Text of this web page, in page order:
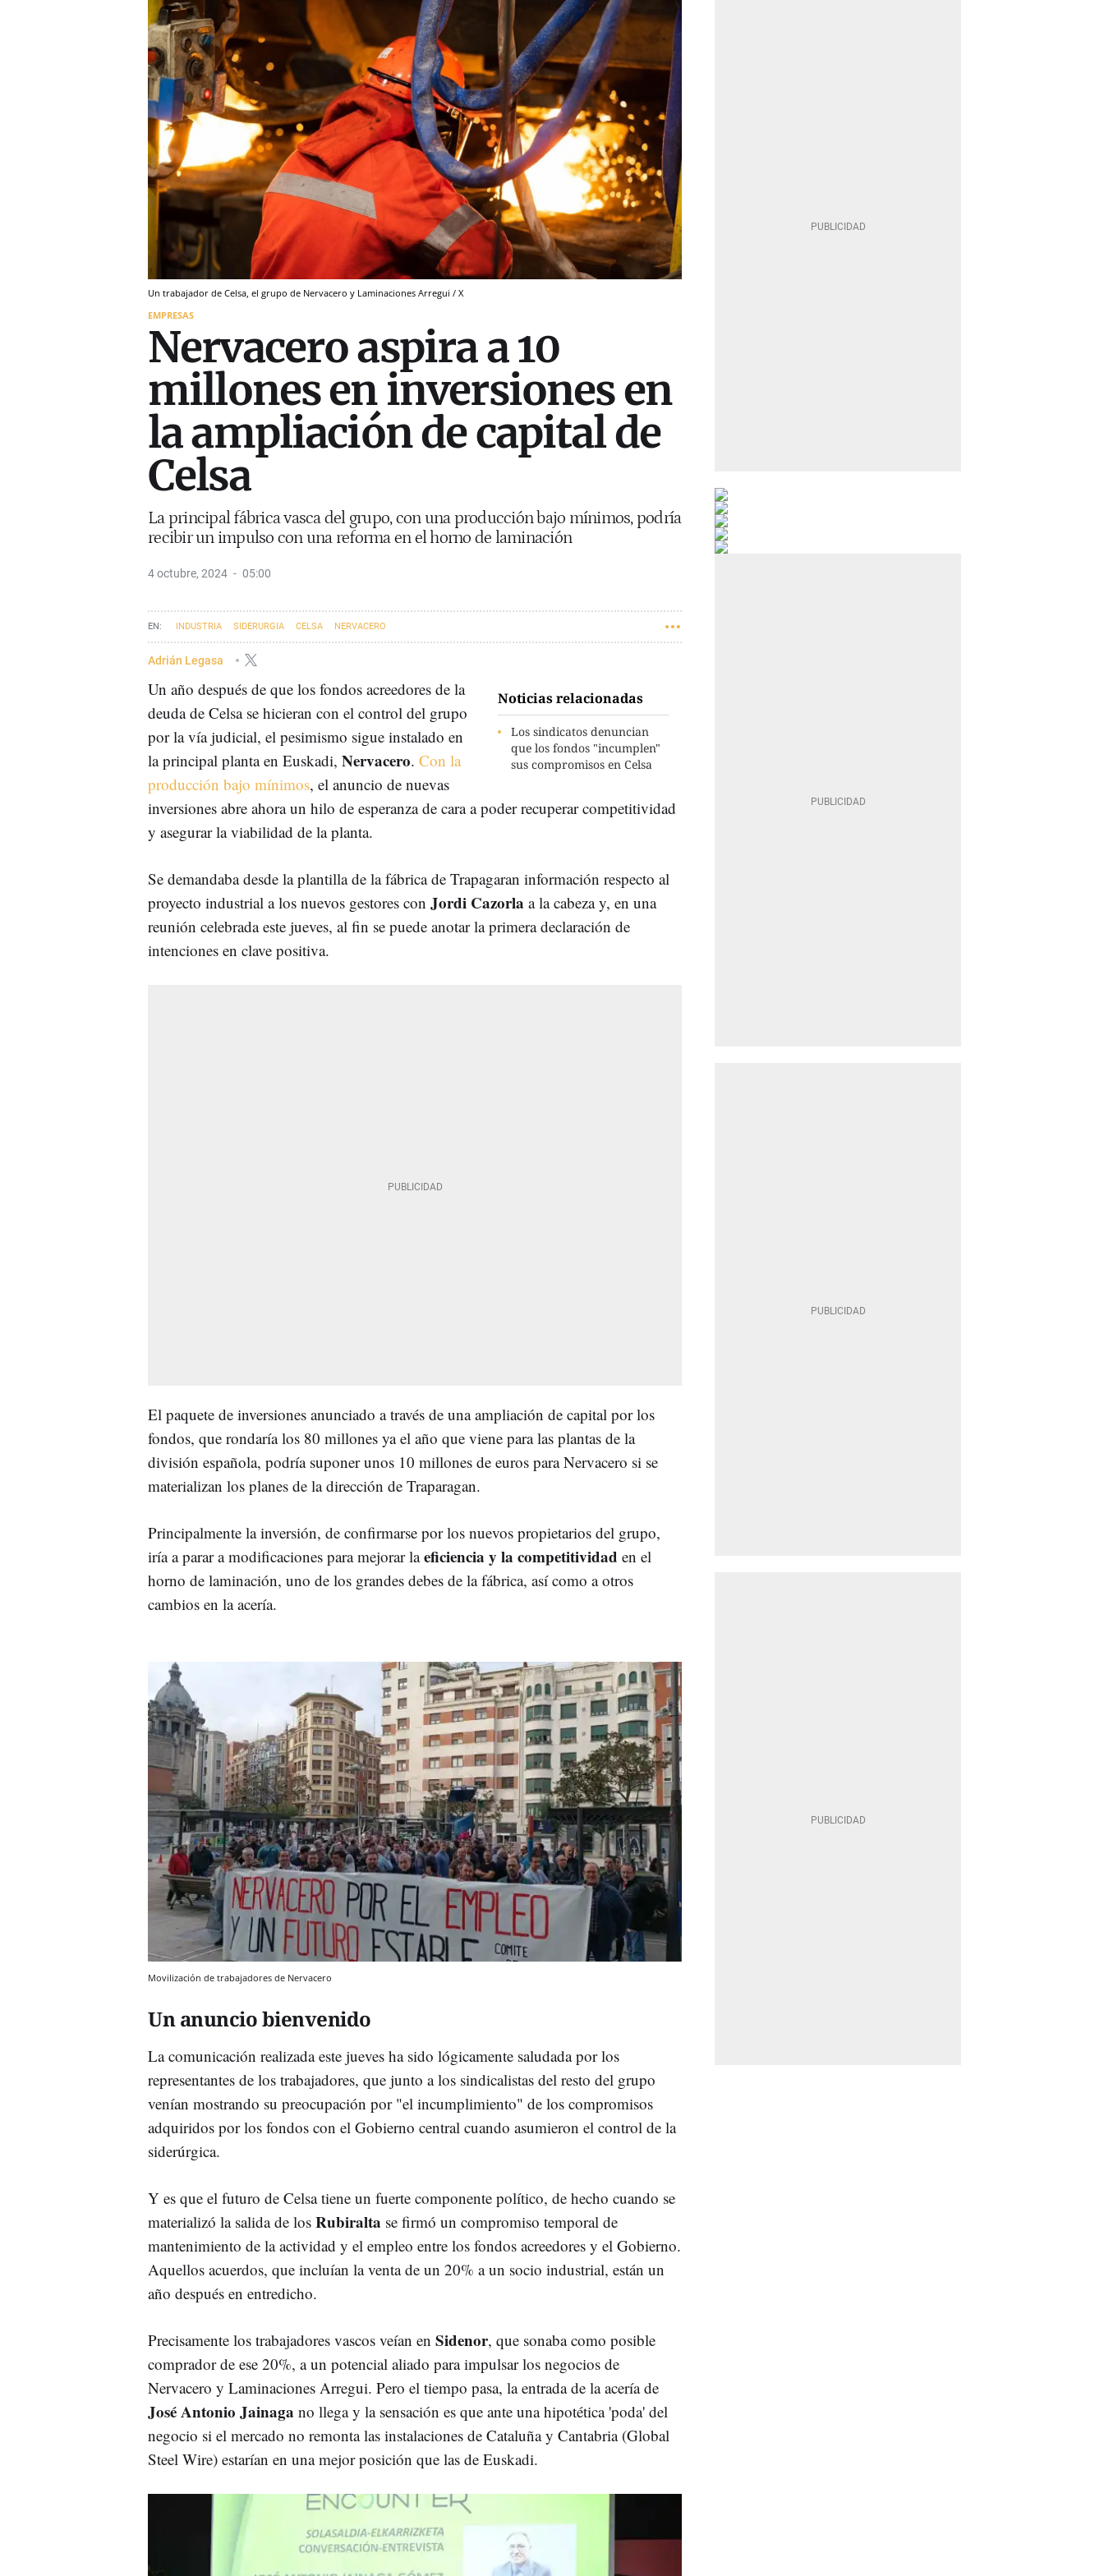
Un trabajador de Celsa, el grupo de Nervacero y Laminaciones Arregui / X
EMPRESAS
Nervacero aspira a 10
millones en inversiones en
la ampliación de capital de
Celsa
La principal fábrica vasca del grupo, con una producción bajo mínimos, podría
recibir un impulso con una reforma en el horno de laminación
4 octubre, 2024 05:00
INDUSTRIA SIDERURGIA CELSA NERVACERO
Adrián Legasa
Noticias relacionadas
Los sindicatos denuncian
que los fondos "incumplen"
sus compromisos en Celsa
Un año después de que los fondos acreedores de la
deuda de Celsa se hicieran con el control del grupo
por la vía judicial, el pesimismo sigue instalado en
la principal planta en Euskadi, Nervacero. Con la
producción bajo mínimos, el anuncio de nuevas
inversiones abre ahora un hilo de esperanza de cara a poder recuperar competitividad
y asegurar la viabilidad de la planta.
Se demandaba desde la plantilla de la fábrica de Trapagaran información respecto al
proyecto industrial a los nuevos gestores con Jordi Cazorla a la cabeza y, en una
reunión celebrada este jueves, al fin se puede anotar la primera declaración de
intenciones en clave positiva.
El paquete de inversiones anunciado a través de una ampliación de capital por los
fondos, que rondaría los 80 millones ya el año que viene para las plantas de la
división española, podría suponer unos 10 millones de euros para Nervacero si se
materializan los planes de la dirección de Traparagan.
Principalmente la inversión, de confirmarse por los nuevos propietarios del grupo,
iría a parar a modificaciones para mejorar laeficiencia y la competitividad en el
horno de laminación, uno de los grandes debes de la fábrica, así como a otros
cambios en la acería.
Movilización de trabajadores de Nervacero
Un anuncio bienvenido
La comunicación realizada este jueves ha sido lógicamente saludada por los
representantes de los trabajadores, que junto a los sindicalistas del resto del grupo
venían mostrando su preocupación por "el incumplimiento" de los compromisos
adquiridos por los fondos con el Gobierno central cuando asumieron el control de la
siderúrgica.
Y es que el futuro de Celsa tiene un fuerte componente político, de hecho cuando se
materializó la salida de los Rubiralta se firmó un compromiso temporal de
mantenimiento de la actividad y el empleo entre los fondos acreedores y el Gobierno.
Aquellos acuerdos, que incluían la venta de un 20% a un socio industrial, están un
año después en entredicho.
Precisamente los trabajadores vascos veían en Sidenor, que sonaba como posible
comprador de ese 20%, a un potencial aliado para impulsar los negocios de
Nervacero y Laminaciones Arregui. Pero el tiempo pasa, la entrada de la acería de
José Antonio Jainaga no llega y la sensación es que ante una hipotética 'poda' del
negocio si el mercado no remonta las instalaciones de Cataluña y Cantabria (Global
Steel Wire) estarían en una mejor posición que las de Euskadi.